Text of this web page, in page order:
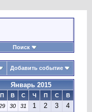
Поиск
Добавить событие
Январь 2015
П В С Ч П С
В
30 31 1 2 3 4